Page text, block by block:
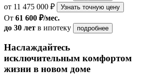
от 11 475 000 ₽ Узнать точную цену
От 61 600 ₽/мес.
до 30 лет в ипотеку подробнее
Наслаждайтесь
исключительным комфортом
жизни в новом доме